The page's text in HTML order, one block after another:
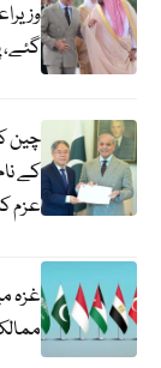
گئے،
چین
کے
عزم